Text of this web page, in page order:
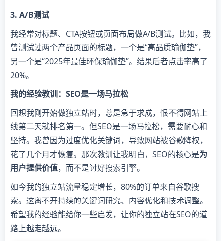
3. A/B测试
我经常对标题、CTA按钮或页面布局做A/B测试。比如，我
曾测试过两个产品页面的标题，一个是“高品质瑜伽垫”，
另一个是“2025年最佳环保瑜伽垫”。结果后者点击率高了
20%。
我的经验教训：SEO是一场马拉松
回想我刚开始做独立站时，总是急于求成，恨不得网站上
线第二天就排名第一。但SEO是一场马拉松，需要耐心和
坚持。我曾因为过度优化关键词，导致网站被谷歌降权，
花了几个月才恢复。那次教训让我明白，SEO的核心是为
用户提供价值，而不是讨好搜索引擎。
如今我的独立站流量稳定增长，80%的订单来自谷歌搜
索。这离不开持续的关键词研究、内容优化和技术调整。
希望我的经验能给你一些启发，让你的独立站在SEO的道
路上越走越远。